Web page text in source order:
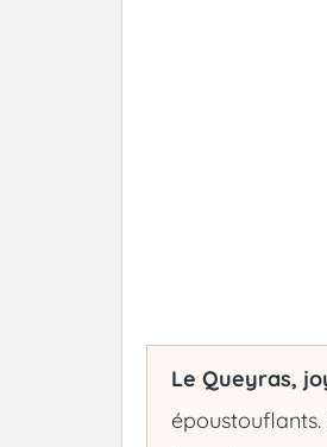
Le Queyras,
époustouflants.